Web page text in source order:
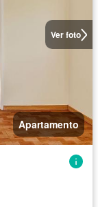
Ver foto
Apartamento